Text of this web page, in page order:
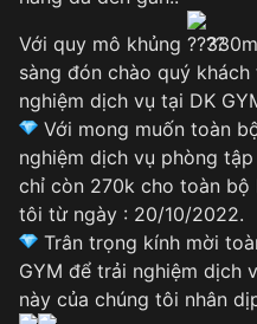
Với quy mô khủng
sàng đón chào quý
nghiệm dịch vụ tại DK
Với mong muốn toàn
nghiệm dịch vụ phòng
chỉ còn 270k cho toàn bộ
tôi từ ngày : 20/10/2022.
Trân trọng kính mời
GYM để trải nghiệm dịch
này của chúng tôi nhân